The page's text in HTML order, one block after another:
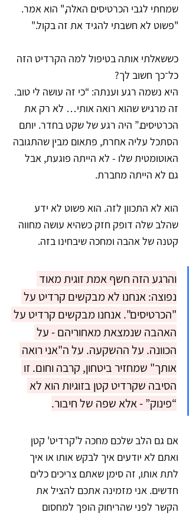
שמחתי לגבי הכרטיסים האלה," הוא אמר.
"פשוט לא חשבתי להגיד את זה בקול."
כששאלתי אותה בטיפול למה הקרדיט הזה
כל־כך חשוב לך?
היא נשמה רגע וענתה: “כי זה עושה לי טוב.
זה מרגיש שהוא רואה אותי… לא רק את
הכרטיסים.” היה רגע של שקט בחדר. יותם
הסתכל עליה אחרת, פתאום מבין שהתגובה
האוטומטית שלו - לא הייתה פוגעת, אבל
גם לא הייתה מחברת.
הוא לא התכוון לזה. הוא פשוט לא ידע
שהלב שלה דופק חזק כשהיא עושה מחווה
קטנה של אהבה ומחכה שיבחינו בזה.
והרגע הזה חשף אמת זוגית מאוד
נפוצה: אנחנו לא מבקשים קרדיט על
"הכרטיסים". אנחנו מבקשים קרדיט על
האהבה שנמצאת מאחוריהם - על
הכוונה. על ההשקעה. על ה"אני רואה
אותך" שמחזיר ביטחון, קרבה וחום. זו
הסיבה שקרדיט קטן בזוגיות הוא לא
“פינוק” - אלא שפה של חיבור.
אם גם הלב שלכם מחכה ל'קרדיט' קטן
ואתם לא יודעים איך לבקש אותו או איך
לתת אותו, זה סימן שאתם צריכים כלים
חדשים. אני מזמינה אתכם להציל את
הקשר לפני שהריחוק הופך למחסום